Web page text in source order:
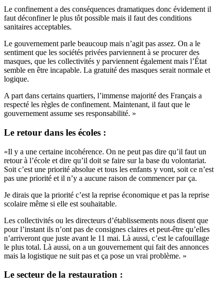
Le confinement a des conséquences dramatiques donc évidement il
faut déconfiner le plus tôt possible mais il faut des conditions
sanitaires acceptables.
Le gouvernement parle beaucoup mais n’agit pas assez. On a le
sentiment que les sociétés privées parviennent à se procurer des
masques, que les collectivités y parviennent également mais l’État
semble en être incapable. La gratuité des masques serait normale et
logique.
A part dans certains quartiers, l’immense majorité des Français a
respecté les règles de confinement. Maintenant, il faut que le
gouvernement assume ses responsabilité. »
Le retour dans les écoles :
«Il y a une certaine incohérence. On ne peut pas dire qu’il faut un
retour à l’école et dire qu’il doit se faire sur la base du volontariat.
Soit c’est une priorité absolue et tous les enfants y vont, soit ce n’est
pas une priorité et il n’y a aucune raison de commencer par ça.
Je dirais que la priorité c’est la reprise économique et pas la reprise
scolaire même si elle est souhaitable.
Les collectivités ou les directeurs d’établissements nous disent que
pour l’instant ils n’ont pas de consignes claires et peut-être qu’elles
n’arriveront que juste avant le 11 mai. Là aussi, c’est le cafouillage
le plus total. Là aussi, on a un gouvernement qui fait des annonces
mais la logistique ne suit pas et ça pose un vrai problème. »
Le secteur de la restauration :